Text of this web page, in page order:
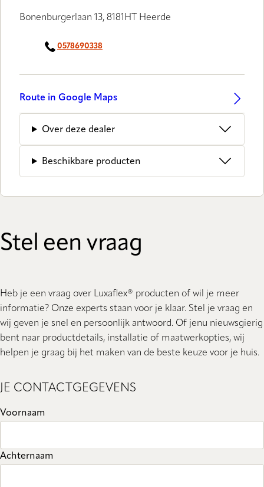
Bonenburgerlaan 13, 8181HT Heerde
0578690338
Route in Google Maps
Over deze dealer
Beschikbare producten
Stel een vraag
Heb je een vraag over Luxaflex® producten of wil je meer
informatie? Onze experts staan ​​voor je klaar. Stel je vraag en
wij geven je snel en persoonlijk antwoord. Of jenu nieuwsgierig
bent naar productdetails, installatie of maatwerkopties, wij
helpen je graag bij het maken van de beste keuze voor je huis.
JE CONTACTGEGEVENS
Voornaam
Achternaam